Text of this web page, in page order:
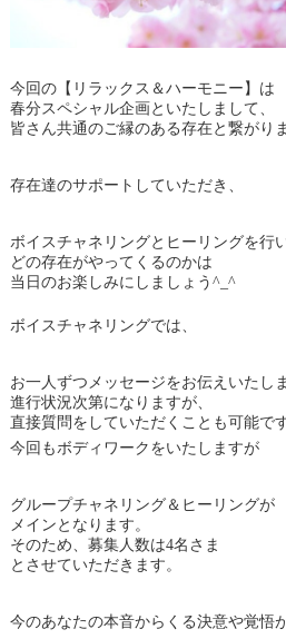
今回の【リラックス＆ハーモニー】は
春分スペシャル企画といたしまして、
皆さん共通のご縁のある存在と繋がりま
存在達のサポートしていただき、
ボイスチャネリングとヒーリングを行
どの存在がやってくるのかは
当日のお楽しみにしましょう^_^
ボイスチャネリングでは、
お一人ずつメッセージをお伝えいたしま
進行状況次第になりますが、
直接質問をしていただくことも可能です
今回もボディワークをいたしますが
グループチャネリング＆ヒーリングが
メインとなります。
そのため、募集人数は4名さま
とさせていただきます。
今のあなたの本音からくる決意や覚悟が